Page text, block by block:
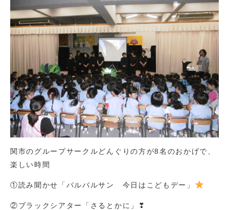
関市のグループサークルどんぐりの方が8名のおかげで、
楽しい時間
①読み聞かせ「バルバルサン 今日はこどもデー」
②ブラックシアター「さるとかに」❣